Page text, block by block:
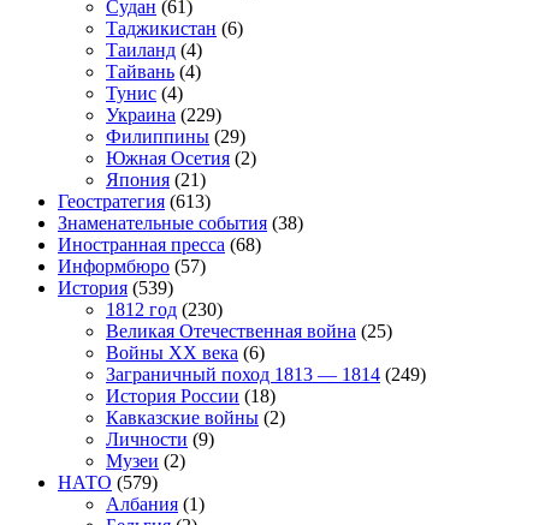
Судан (61)
Таджикистан (6)
Таиланд (4)
Тайвань (4)
Тунис (4)
Украина (229)
Филиппины (29)
Южная Осетия (2)
Япония (21)
Геостратегия (613)
Знаменательные события (38)
Иностранная пресса (68)
Информбюро (57)
История (539)
1812 год (230)
Великая Отечественная война (25)
Войны XX века (6)
Заграничный поход 1813 — 1814 (249)
История России (18)
Кавказские войны (2)
Личности (9)
Музеи (2)
НАТО (579)
Албания (1)